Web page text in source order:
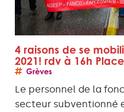
4 raisons de se
2021! rdv à 16h
Grèves
Le personnel de la
secteur subventionné